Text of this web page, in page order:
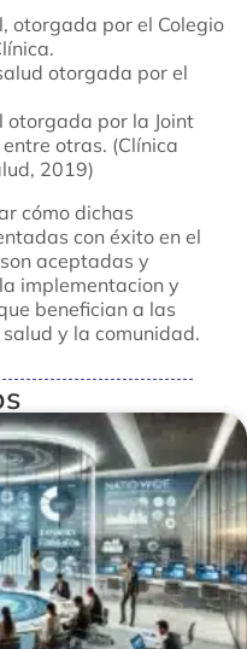
otorgada por el Colegio
otorgada por el
por la Joint
otras. (Clínica
2019)
cómo dichas
con éxito en el
aceptadas y
implementacion y
benefician a las
y la comunidad.